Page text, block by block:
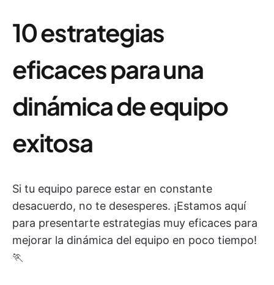
10 estrategias
eficaces para una
dinámica de equipo
exitosa
Si tu equipo parece estar en constante
desacuerdo, no te desesperes. ¡Estamos aquí
para presentarte estrategias muy eficaces para
mejorar la dinámica del equipo en poco tiempo!
🏃